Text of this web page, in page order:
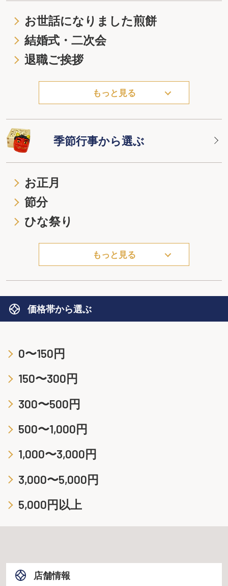
お世話になりました煎餅
結婚式・二次会
退職ご挨拶
もっと見る
季節行事から選ぶ
お正月
節分
ひな祭り
もっと見る
価格帯から選ぶ
0〜150円
150〜300円
300〜500円
500〜1,000円
1,000〜3,000円
3,000〜5,000円
5,000円以上
店舗情報